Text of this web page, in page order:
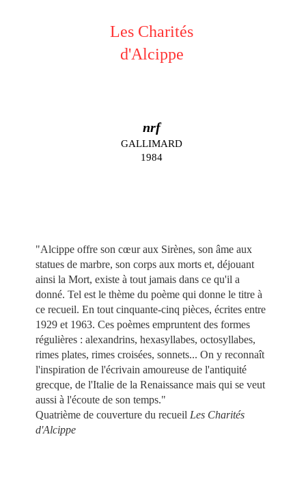
Les Charités
d'Alcippe
nrf
GALLIMARD
1984
"Alcippe offre son cœur aux Sirènes, son âme aux
statues de marbre, son corps aux morts et, déjouant
ainsi la Mort, existe à tout jamais dans ce qu'il a
donné. Tel est le thème du poème qui donne le titre à
ce recueil. En tout cinquante-cinq pièces, écrites entre
1929 et 1963. Ces poèmes empruntent des formes
régulières : alexandrins, hexasyllabes, octosyllabes,
rimes plates, rimes croisées, sonnets... On y reconnaît
l'inspiration de l'écrivain amoureuse de l'antiquité
grecque, de l'Italie de la Renaissance mais qui se veut
aussi à l'écoute de son temps."
Quatrième de couverture du recueil Les Charités
d'Alcippe